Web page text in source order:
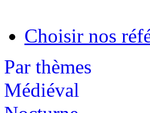
Choisir nos
Par thèmes
Médiéval